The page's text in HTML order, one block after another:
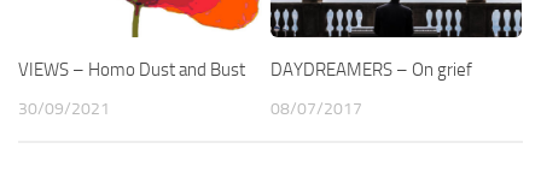
VIEWS – Homo Dust and Bust
30/09/2021
DAYDREAMERS – On grief
08/07/2017